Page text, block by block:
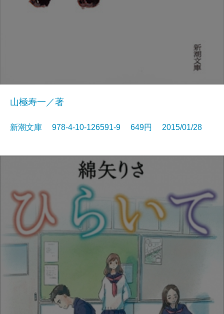
山極寿一／著
新潮文庫 978-4-10-126591-9 649円 2015/01/28